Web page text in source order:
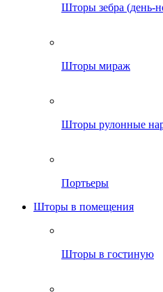
Шторы зебра (день-
Шторы мираж
Шторы рулонные
Портьеры
Шторы в помещения
Шторы в гостиную